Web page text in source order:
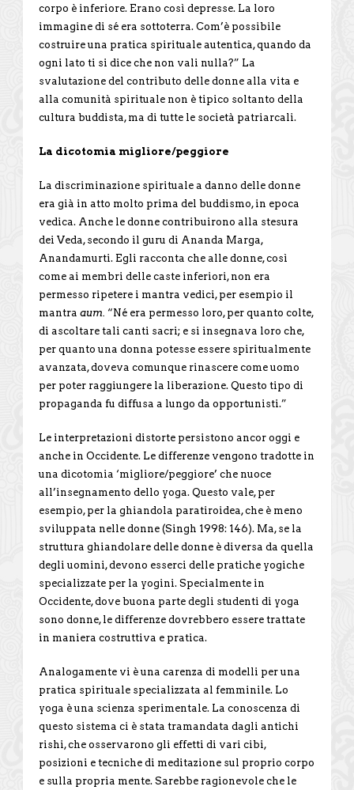
corpo è inferiore. Erano così depresse. La loro
immagine di sé era sottoterra. Com’è possibile
costruire una pratica spirituale autentica, quando da
ogni lato ti si dice che non vali nulla?” La
svalutazione del contributo delle donne alla vita e
alla comunità spirituale non è tipico soltanto della
cultura buddista, ma di tutte le società patriarcali.
La dicotomia migliore/peggiore
La discriminazione spirituale a danno delle donne
era già in atto molto prima del buddismo, in epoca
vedica. Anche le donne contribuirono alla stesura
dei Veda, secondo il guru di Ananda Marga,
Anandamurti. Egli racconta che alle donne, così
come ai membri delle caste inferiori, non era
permesso ripetere i mantra vedici, per esempio il
mantra aum. “Né era permesso loro, per quanto colte,
di ascoltare tali canti sacri; e si insegnava loro che,
per quanto una donna potesse essere spiritualmente
avanzata, doveva comunque rinascere come uomo
per poter raggiungere la liberazione. Questo tipo di
propaganda fu diffusa a lungo da opportunisti.”
Le interpretazioni distorte persistono ancor oggi e
anche in Occidente. Le differenze vengono tradotte in
una dicotomia ‘migliore/peggiore’ che nuoce
all’insegnamento dello yoga. Questo vale, per
esempio, per la ghiandola paratiroidea, che è meno
sviluppata nelle donne (Singh 1998: 146). Ma, se la
struttura ghiandolare delle donne è diversa da quella
degli uomini, devono esserci delle pratiche yogiche
specializzate per la yogini. Specialmente in
Occidente, dove buona parte degli studenti di yoga
sono donne, le differenze dovrebbero essere trattate
in maniera costruttiva e pratica.
Analogamente vi è una carenza di modelli per una
pratica spirituale specializzata al femminile. Lo
yoga è una scienza sperimentale. La conoscenza di
questo sistema ci è stata tramandata dagli antichi
rishi, che osservarono gli effetti di vari cibi,
posizioni e tecniche di meditazione sul proprio corpo
e sulla propria mente. Sarebbe ragionevole che le